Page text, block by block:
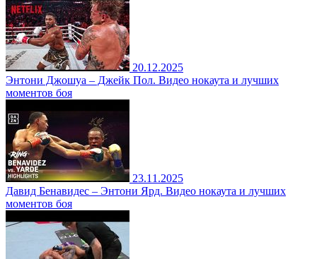
20.12.2025
Энтони Джошуа – Джейк Пол. Видео нокаута и лучших
моментов боя
23.11.2025
Давид Бенавидес – Энтони Ярд. Видео нокаута и лучших
моментов боя